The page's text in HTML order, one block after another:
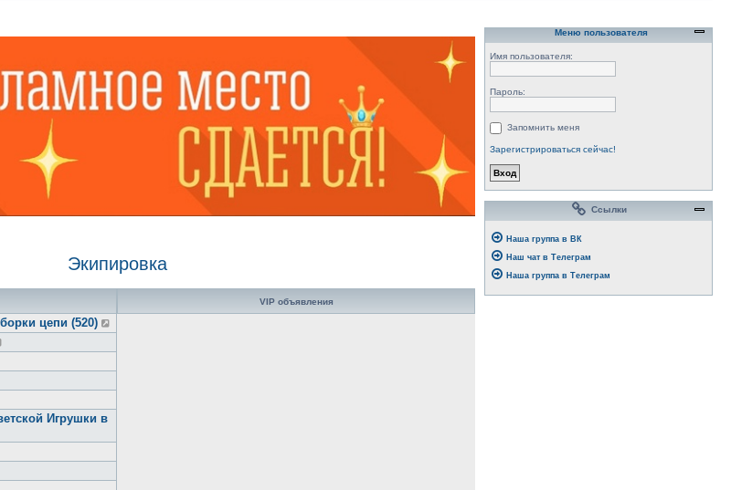
Экипировка
цепи (520)
Игрушки в
VIP объявления
Меню пользователя
Имя пользователя:
Пароль:
Запомнить меня
Зарегистрироваться сейчас!
Ссылки
Наша группа в ВК
Наш чат в Телеграм
Наша группа в Телеграм